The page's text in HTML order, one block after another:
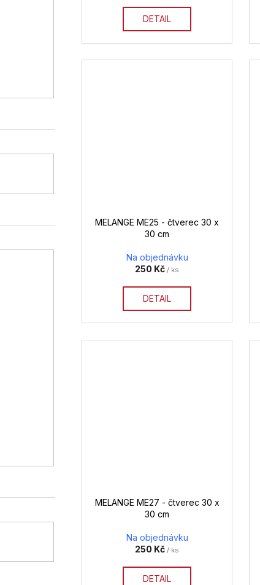
DETAIL
MELANGE ME25 - čtverec 30 x
30 cm
Na objednávku
250 Kč/ ks
DETAIL
MELANGE ME27 - čtverec 30 x
30 cm
Na objednávku
250 Kč / ks
DETAIL